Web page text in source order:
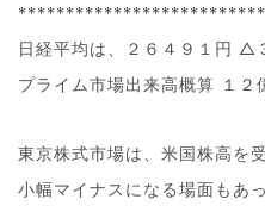
日経平均は、２６４９１円 △
プライム市場出来高概算 １２
東京株式市場は、米国株高を
小幅マイナスになる場面もあ